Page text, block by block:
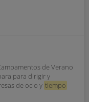
de Verano
para dirigir y
de ocio y tiempo